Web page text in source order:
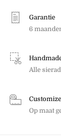
Garantie
6
Alle
Op maat